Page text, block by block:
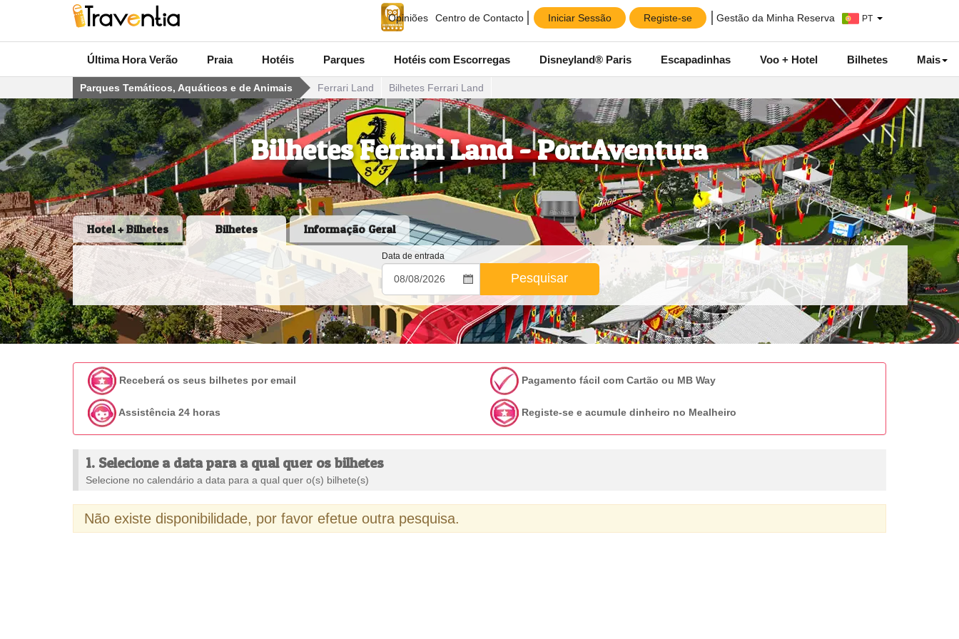
Opiniões Centro de Contacto Iniciar Sessão Registe-se Gestão da Minha Reserva PT
Última Hora Verão Praia Hotéis Parques Hotéis com Escorregas Disneyland® Paris Escapadinhas Voo + Hotel Bilhetes Mais
Parques Temáticos, Aquáticos e de Animais Bilhetes Ferrari Land
Ferrari Land
Bilhetes Ferrari Land - PortAventura
Hotel + Bilhetes Bilhetes Informação Geral
Data de entrada
Pesquisar
Receberá os seus bilhetes por email Pagamento fácil com Cartão ou MB Way
Assistência 24 horas Registe-se e acumule dinheiro no Mealheiro
1. Selecione a data para a qual quer os bilhetes
Selecione no calendário a data para a qual quer o(s) bilhete(s)
Não existe disponibilidade, por favor efetue outra pesquisa.